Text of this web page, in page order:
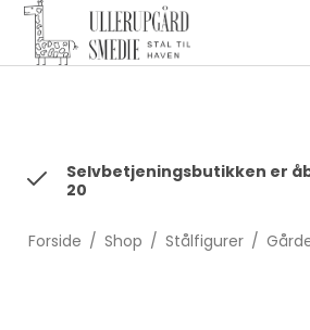
fbq('init', '1322550991547406', { em:
Values will be hashed automatically by
ph: '1234567890', ... });
Selvbetjeningsbutikken er
20
Forside / Shop / Stålfigurer /